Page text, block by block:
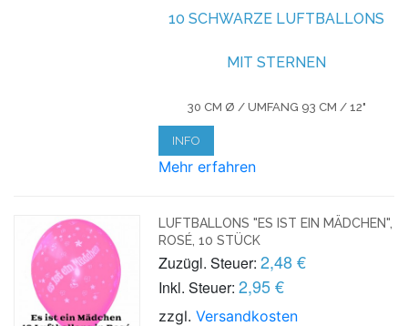
10 SCHWARZE LUFTBALLONS
MIT STERNEN
30 CM Ø / UMFANG 93 CM / 12"
INFO
Mehr erfahren
LUFTBALLONS "ES IST EIN MÄDCHEN",
ROSÉ, 10 STÜCK
Zuzügl. Steuer: 2,48 €
Inkl. Steuer: 2,95 €
zzgl.Versandkosten